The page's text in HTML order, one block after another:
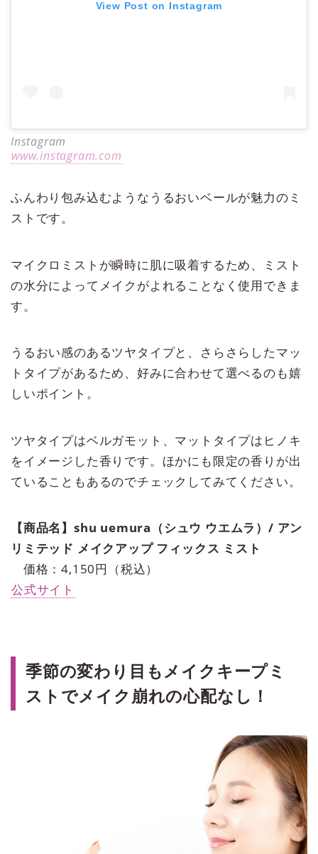
View Post on Instagram
Instagram
www.instagram.com
ふんわり包み込むようなうるおいベールが魅力のミ
ストです。
マイクロミストが瞬時に肌に吸着するため、ミスト
の水分によってメイクがよれることなく使用できま
す。
うるおい感のあるツヤタイプと、さらさらしたマッ
トタイプがあるため、好みに合わせて選べるのも嬉
しいポイント。
ツヤタイプはベルガモット、マットタイプはヒノキ
をイメージした香りです。ほかにも限定の香りが出
ていることもあるのでチェックしてみてください。
【商品名】shu uemura（シュウ ウエムラ）/ アン
リミテッド メイクアップ フィックス ミスト
価格：4,150円（税込）
公式サイト
季節の変わり目もメイクキープミ
ストでメイク崩れの心配なし！